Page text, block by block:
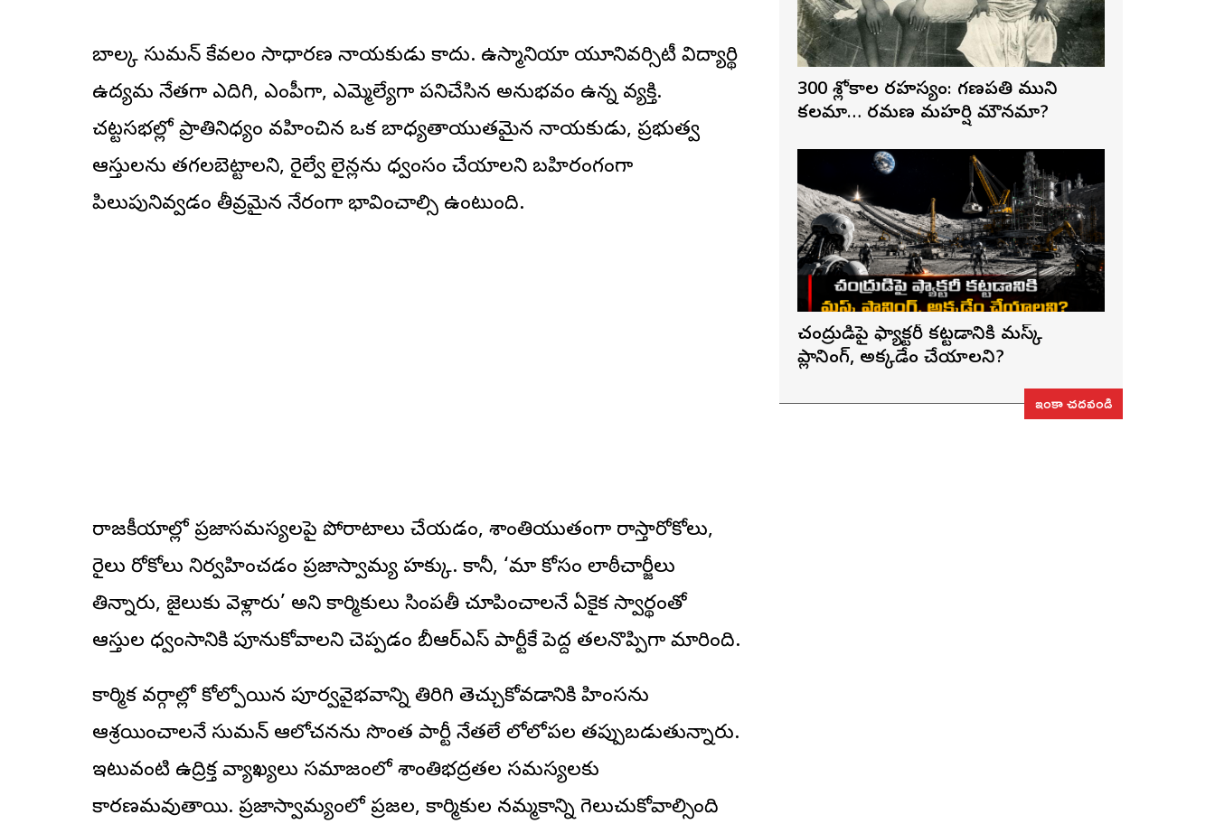
బాల్క సుమన్ కేవలం సాధారణ నాయకుడు కాదు. ఉస్మానియా యూనివర్సిటీ విద్యార్థి
ఉద్యమ నేతగా ఎదిగి, ఎంపీగా, ఎమ్మెల్యేగా పనిచేసిన అనుభవం ఉన్న వ్యక్తి.
చట్టసభల్లో ప్రాతినిధ్యం వహించిన ఒక బాధ్యతాయుతమైన నాయకుడు, ప్రభుత్వ
ఆస్తులను తగలబెట్టాలని, రైల్వే లైన్లను ధ్వంసం చేయాలని బహిరంగంగా
పిలుపునివ్వడం తీవ్రమైన నేరంగా భావించాల్సి ఉంటుంది.
రాజకీయాల్లో ప్రజాసమస్యలపై పోరాటాలు చేయడం, శాంతియుతంగా రాస్తారోకోలు,
రైలు రోకోలు నిర్వహించడం ప్రజాస్వామ్య హక్కు. కానీ, ‘మా కోసం లాఠీచార్జీలు
తిన్నారు, జైలుకు వెళ్లారు’ అని కార్మికులు సింపతీ చూపించాలనే ఏకైక స్వార్థంతో
ఆస్తుల ధ్వంసానికి పూనుకోవాలని చెప్పడం బీఆర్ఎస్ పార్టీకే పెద్ద తలనొప్పిగా మారింది.
కార్మిక వర్గాల్లో కోల్పోయిన పూర్వవైభవాన్ని తిరిగి తెచ్చుకోవడానికి హింసను
ఆశ్రయించాలనే సుమన్ ఆలోచనను సొంత పార్టీ నేతలే లోలోపల తప్పుబడుతున్నారు.
ఇటువంటి ఉద్రిక్త వ్యాఖ్యలు సమాజంలో శాంతిభద్రతల సమస్యలకు
కారణమవుతాయి. ప్రజాస్వామ్యంలో ప్రజల, కార్మికుల నమ్మకాన్ని గెలుచుకోవాల్సింది
300 శ్లోకాల రహస్యం: గణపతి ముని
కలమా… రమణ మహర్షి మౌనమా?
చంద్రుడిపై ఫ్యాక్టరీ కట్టడానికి మస్క్
ప్లానింగ్, అక్కడేం చేయాలని?
ఇంకా చదవండి